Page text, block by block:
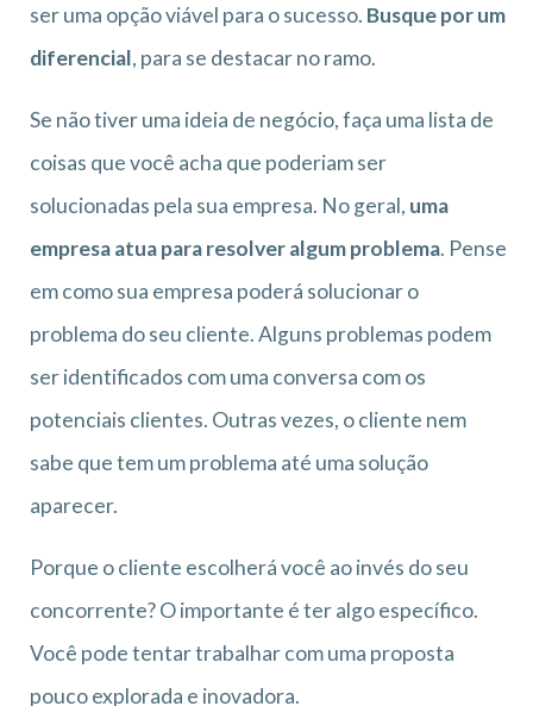
ser uma opção viável para o sucesso. Busque por um
diferencial, para se destacar no ramo.
Se não tiver uma ideia de negócio, faça uma lista de
coisas que você acha que poderiam ser
solucionadas pela sua empresa. No geral, uma
empresa atua para resolver algum problema. Pense
em como sua empresa poderá solucionar o
problema do seu cliente. Alguns problemas podem
ser identificados com uma conversa com os
potenciais clientes. Outras vezes, o cliente nem
sabe que tem um problema até uma solução
aparecer.
Porque o cliente escolherá você ao invés do seu
concorrente? O importante é ter algo específico.
Você pode tentar trabalhar com uma proposta
pouco explorada e inovadora.